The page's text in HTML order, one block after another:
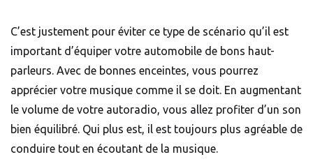
C’est justement pour éviter ce type de scénario qu’il est
important d’équiper votre automobile de bons haut-
parleurs. Avec de bonnes enceintes, vous pourrez
apprécier votre musique comme il se doit. En augmentant
le volume de votre autoradio, vous allez profiter d’un son
bien équilibré. Qui plus est, il est toujours plus agréable de
conduire tout en écoutant de la musique.